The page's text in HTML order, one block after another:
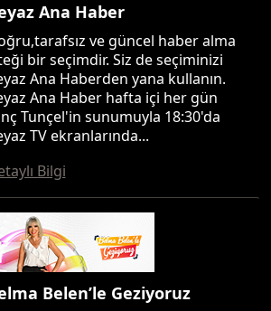
Ana Haber
ve güncel haber alma
bir seçimdir. Siz de seçiminizi
Ana Haberden yana kullanın.
Ana Haber hafta içi her gün
Tunçel'in sunumuyla 18:30'da
TV ekranlarında...
Bilgi
Belen’le Geziyoruz